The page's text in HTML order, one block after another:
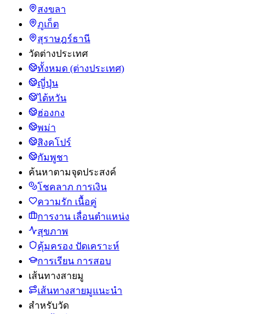
สงขลา
ภูเก็ต
สุราษฎร์ธานี
วัดต่างประเทศ
ทั้งหมด (ต่างประเทศ)
ญี่ปุ่น
ไต้หวัน
ฮ่องกง
พม่า
สิงคโปร์
กัมพูชา
ค้นหาตามจุดประสงค์
โชคลาภ การเงิน
ความรัก เนื้อคู่
การงาน เลื่อนตำแหน่ง
สุขภาพ
คุ้มครอง ปัดเคราะห์
การเรียน การสอบ
เส้นทางสายมู
เส้นทางสายมูแนะนำ
สำหรับวัด